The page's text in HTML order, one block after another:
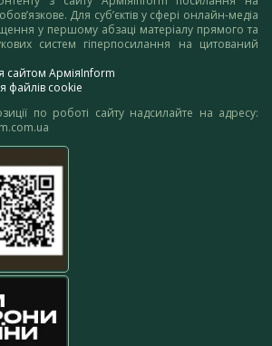
обов’язкове. Для суб’єктів у сфері онлайн-медіа
у першому абзаці матеріалу прямого та
систем гіперпосилання на цитований
сайтом АрміяInform
файлів cookie
по роботі сайту надсилайте на адресу: